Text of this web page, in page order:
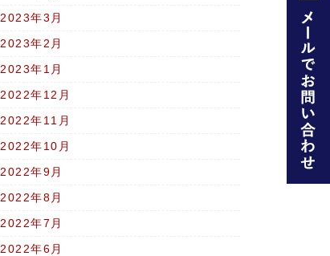
2023年3月
2023年2月
2023年1月
2022年12月
2022年11月
2022年10月
2022年9月
2022年8月
2022年7月
2022年6月